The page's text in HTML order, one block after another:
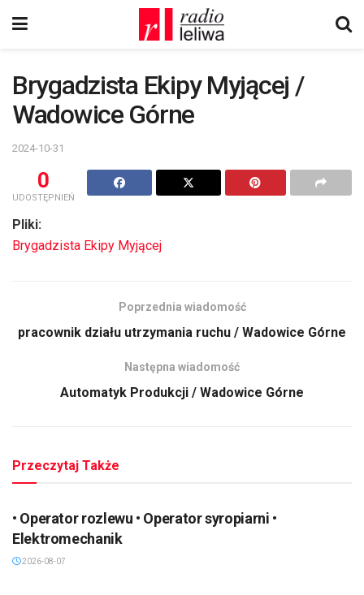
Brygadzista Ekipy Myjącej /
Wadowice Górne
2024-10-31
0
UDOSTĘPNIEŃ
Pliki:
Brygadzista Ekipy Myjącej
Poprzednia wiadomość
pracownik działu utrzymania ruchu / Wadowice Górne
Następna wiadomość
Automatyk Produkcji / Wadowice Górne
Przeczytaj Także
• Operator rozlewu • Operator syropiarni •
Elektromechanik
2026-08-07